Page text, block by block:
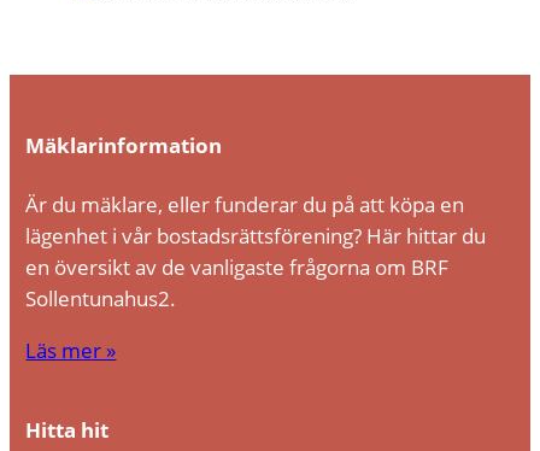
Mäklarinformation
Är du mäklare, eller funderar du på att köpa en
lägenhet i vår bostadsrättsförening? Här hittar du
en översikt av de vanligaste frågorna om BRF
Sollentunahus2.
Läs mer »
Hitta hit
Dessa kakor